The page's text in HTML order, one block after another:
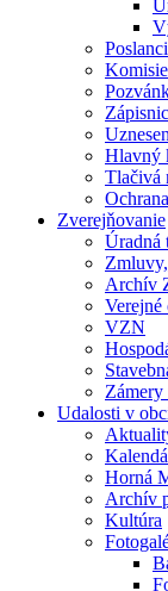
Hlavný
Tlačivá
Zverejňovanie
Úradná
Archív
Verejné
VZN
Zámery
Udalosti v
Horná
Archív
Kultúra